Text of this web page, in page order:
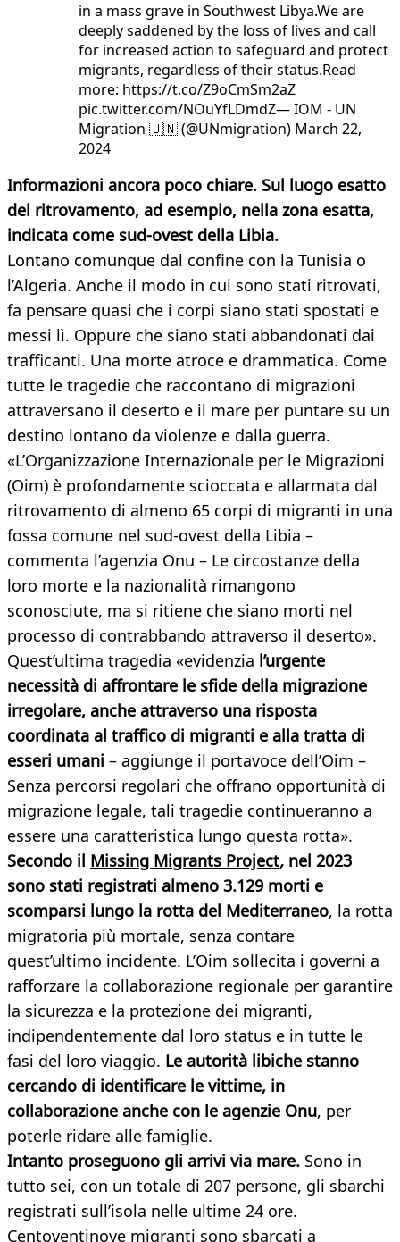
in a mass grave in Southwest Libya.We are
deeply saddened by the loss of lives and call
for increased action to safeguard and protect
migrants, regardless of their status.Read
more: https://t.co/Z9oCmSm2aZ
pic.twitter.com/NOuYfLDmdZ— IOM - UN
Migration 🇺🇳 (@UNmigration) March 22,
2024
Informazioni ancora poco chiare. Sul luogo esatto
del ritrovamento, ad esempio, nella zona esatta,
indicata come sud-ovest della Libia.
Lontano comunque dal confine con la Tunisia o
l’Algeria. Anche il modo in cui sono stati ritrovati,
fa pensare quasi che i corpi siano stati spostati e
messi lì. Oppure che siano stati abbandonati dai
trafficanti. Una morte atroce e drammatica. Come
tutte le tragedie che raccontano di migrazioni
attraversano il deserto e il mare per puntare su un
destino lontano da violenze e dalla guerra.
«L’Organizzazione Internazionale per le Migrazioni
(Oim) è profondamente scioccata e allarmata dal
ritrovamento di almeno 65 corpi di migranti in una
fossa comune nel sud-ovest della Libia –
commenta l’agenzia Onu – Le circostanze della
loro morte e la nazionalità rimangono
sconosciute, ma si ritiene che siano morti nel
processo di contrabbando attraverso il deserto».
Quest’ultima tragedia «evidenzia l’urgente
necessità di affrontare le sfide della migrazione
irregolare, anche attraverso una risposta
coordinata al traffico di migranti e alla tratta di
esseri umani – aggiunge il portavoce dell’Oim –
Senza percorsi regolari che offrano opportunità di
migrazione legale, tali tragedie continueranno a
essere una caratteristica lungo questa rotta».
Secondo il Missing Migrants Project, nel 2023
sono stati registrati almeno 3.129 morti e
scomparsi lungo la rotta del Mediterraneo, la rotta
migratoria più mortale, senza contare
quest’ultimo incidente. L’Oim sollecita i governi a
rafforzare la collaborazione regionale per garantire
la sicurezza e la protezione dei migranti,
indipendentemente dal loro status e in tutte le
fasi del loro viaggio. Le autorità libiche stanno
cercando di identificare le vittime, in
collaborazione anche con le agenzie Onu, per
poterle ridare alle famiglie.
Intanto proseguono gli arrivi via mare. Sono in
tutto sei, con un totale di 207 persone, gli sbarchi
registrati sull’isola nelle ultime 24 ore.
Centoventinove migranti sono sbarcati a